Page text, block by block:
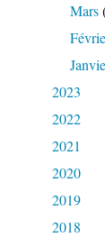
Mars
2023
2022
2021
2020
2019
2018